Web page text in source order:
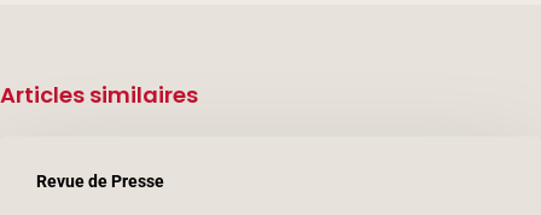
Articles similaires
Revue de Presse
motard